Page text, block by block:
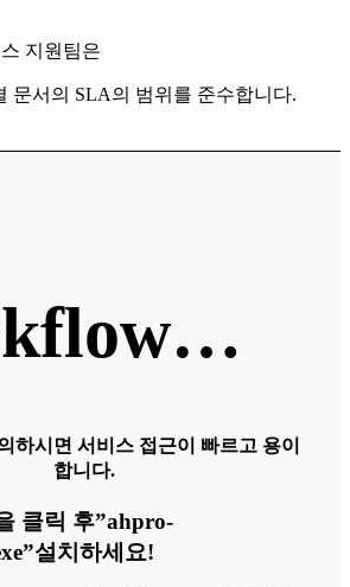
지원팀은
문서의 SLA의 범위를 준수합니다.
하시면 서비스 접근이 빠르고 용이
합니다.
클릭 후”ahpro-
설치하세요!